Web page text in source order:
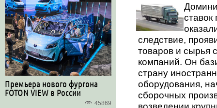
Премьера нового фургона
FOTON VIEW в России
45869
ставок
следствие,
товаров и сырья
компаний. Он
страну
оборудования,
сборочных